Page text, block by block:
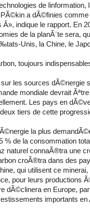
de linformation,
a dÃ©finies
Â», indique le rapport. En
de la planÃ¨te sera,
Unis, la Chine, le
toujours
les sources dÃ©nergie
mondiale devrait
Les pays en
tiers de cette
la plus
% de la consommation
naturel connaÃ®tra une
croÃ®tra dans des
qui utilisent ce
pour leurs productions
dÃ©clinera en Europe,
importants en